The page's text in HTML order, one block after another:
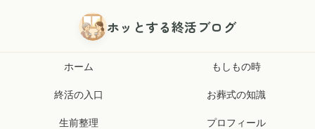
ホッとする終活ブログ
ホーム もしもの時
終活の入口 お葬式の知識
生前整理 プロフィール